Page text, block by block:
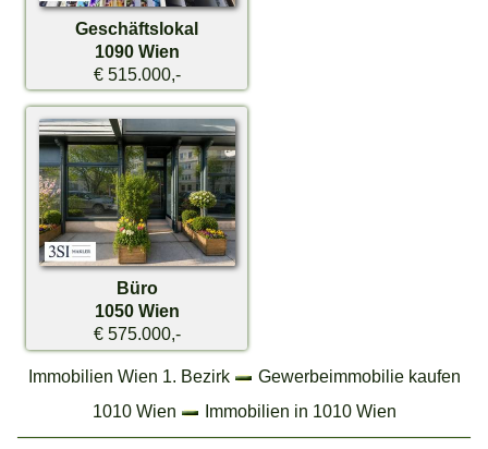
Geschäftslokal
1090 Wien
€ 515.000,-
Büro
1050 Wien
€ 575.000,-
Immobilien Wien 1. Bezirk
Gewerbeimmobilie kaufen
1010 Wien
Immobilien in 1010 Wien